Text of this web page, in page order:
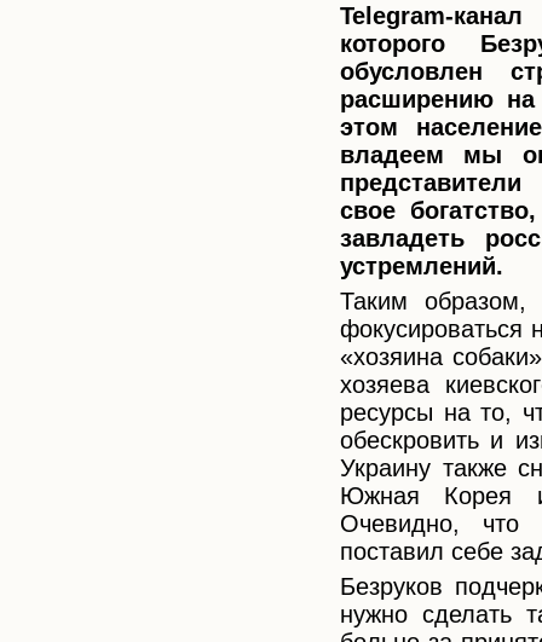
Telegram-канал
которого
обусловлен
расширению
этом
владеем мы
свое
завладеть
устремлений.
Таким
фокусироваться
«хозяина
хозяева
ресурсы на то,
обескровить и
Украину также
Южная Корея
Очевидно, что
поставил себе
Безруков
нужно сделать